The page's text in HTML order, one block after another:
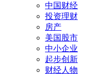
中国财经
投资理财
房产
美国股市
中小企业
起步创新
财经人物